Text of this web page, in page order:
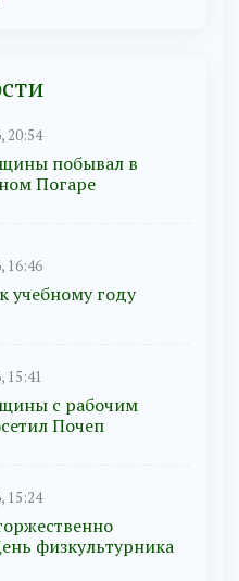
20:54
побывал в
Погаре
16:46
учебному году
15:41
с рабочим
Почеп
15:24
физкультурника